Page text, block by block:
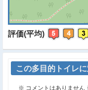
評価(平均)
この多目的トイレ
※ コメントはありません